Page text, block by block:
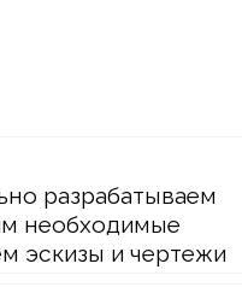
разрабатываем
необходимые
эскизы и чертежи